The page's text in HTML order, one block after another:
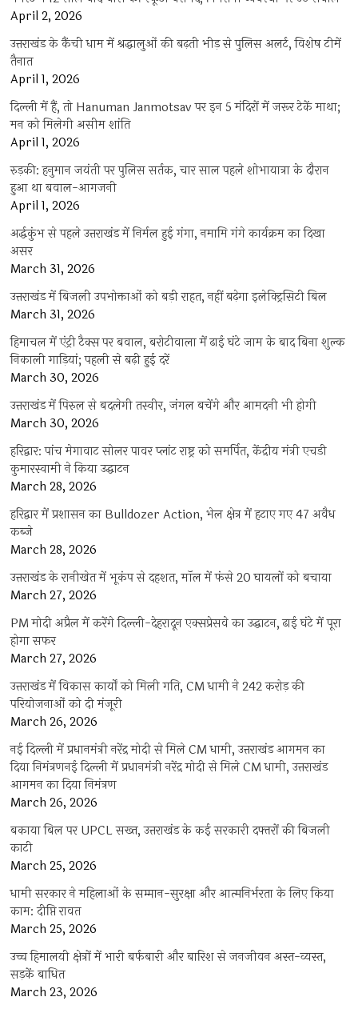
April 2, 2026
उत्तराखंड के कैंची धाम में श्रद्धालुओं की बढ़ती भीड़ से पुलिस अलर्ट, विशेष टीमें
तैनात
April 1, 2026
दिल्ली में हैं, तो Hanuman Janmotsav पर इन 5 मंदिरों में जरूर टेकें माथा;
मन को मिलेगी असीम शांति
April 1, 2026
रुड़की: हनुमान जयंती पर पुलिस सर्तक, चार साल पहले शोभायात्रा के दौरान
हुआ था बवाल-आगजनी
April 1, 2026
अर्द्धकुंभ से पहले उत्तराखंड में निर्मल हुई गंगा, नमामि गंगे कार्यक्रम का दिखा
असर
March 31, 2026
उत्तराखंड में बिजली उपभोक्ताओं को बड़ी राहत, नहीं बढ़ेगा इलेक्ट्रिसिटी बिल
March 31, 2026
हिमाचल में एंट्री टैक्स पर बवाल, बरोटीवाला में ढाई घंटे जाम के बाद बिना शुल्क
निकाली गाड़ियां; पहली से बढ़ी हुई दरें
March 30, 2026
उत्तराखंड में पिरुल से बदलेगी तस्वीर, जंगल बचेंगे और आमदनी भी होगी
March 30, 2026
हरिद्वार: पांच मेगावाट सोलर पावर प्लांट राष्ट्र को समर्पित, केंद्रीय मंत्री एचडी
कुमारस्वामी ने किया उद्घाटन
March 28, 2026
हरिद्वार में प्रशासन का Bulldozer Action, भेल क्षेत्र में हटाए गए 47 अवैध
कब्जे
March 28, 2026
उत्तराखंड के रानीखेत में भूकंप से दहशत, मॉल में फंसे 20 घायलों को बचाया
March 27, 2026
PM मोदी अप्रैल में करेंगे दिल्ली-देहरादून एक्सप्रेसवे का उद्घाटन, ढाई घंटे में पूरा
होगा सफर
March 27, 2026
उत्तराखंड में विकास कार्यों को मिली गति, CM धामी ने 242 करोड़ की
परियोजनाओं को दी मंजूरी
March 26, 2026
नई दिल्ली में प्रधानमंत्री नरेंद्र मोदी से मिले CM धामी, उत्तराखंड आगमन का
दिया निमंत्रणनई दिल्ली में प्रधानमंत्री नरेंद्र मोदी से मिले CM धामी, उत्तराखंड
आगमन का दिया निमंत्रण
March 26, 2026
बकाया बिल पर UPCL सख्त, उत्तराखंड के कई सरकारी दफ्तरों की बिजली
काटी
March 25, 2026
धामी सरकार ने महिलाओं के सम्मान-सुरक्षा और आत्मनिर्भरता के लिए किया
काम: दीप्ति रावत
March 25, 2026
उच्च हिमालयी क्षेत्रों में भारी बर्फबारी और बारिश से जनजीवन अस्त-व्यस्त,
सड़कें बाधित
March 23, 2026